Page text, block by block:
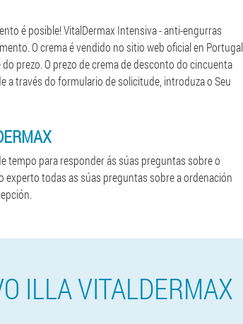
é posible! VitalDermax Intensiva - anti-engurras
O crema é vendido no sitio web oficial en Portugal
prezo. O prezo de crema de desconto do cincuenta
a través do formulario de solicitude, introduza o Seu
tempo para responder ás súas preguntas sobre o
todas as súas preguntas sobre a ordenación
ILLA VITALDERMAX